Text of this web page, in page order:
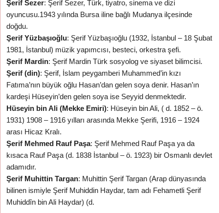
Şerif Sezer: Şerif Sezer, Türk, tiyatro, sinema ve dizi
oyuncusu.1943 yılında Bursa iline bağlı Mudanya ilçesinde
doğdu.
Şerif Yüzbaşıoğlu: Şerif Yüzbaşıoğlu (1932, İstanbul – 18 Şubat
1981, İstanbul) müzik yapımcısı, besteci, orkestra şefi.
Şerif Mardin: Şerif Mardin Türk sosyolog ve siyaset bilimcisi.
Şerif (din): Şerif, İslam peygamberi Muhammed’in kızı
Fatıma’nın büyük oğlu Hasan’dan gelen soya denir. Hasan’ın
kardeşi Hüseyin’den gelen soya ise Seyyid denmektedir.
Hüseyin bin Ali (Mekke Emiri): Hüseyin bin Ali, ( d. 1852 – ö.
1931) 1908 – 1916 yılları arasında Mekke Şerifi, 1916 – 1924
arası Hicaz Kralı.
Şerif Mehmed Rauf Paşa: Şerif Mehmed Rauf Paşa ya da
kısaca Rauf Paşa (d. 1838 İstanbul – ö. 1923) bir Osmanlı devlet
adamıdır.
Şerif Muhittin Targan: Muhittin Şerif Targan (Arap dünyasında
bilinen ismiyle Şerif Muhiddin Haydar, tam adı Fehametli Şerif
Muhiddîn bin Ali Haydar) (d.